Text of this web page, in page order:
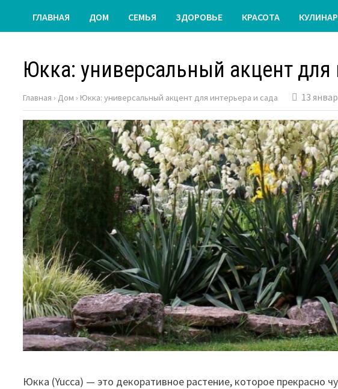
ГЛАВНАЯ ДОМ СЕМЬЯ ЗДОРОВЬЕ КРАСОТА
Юкка: универсальный акцент для
Главная › Дом › Юкка: универсальный акцент для интерьера и сада 13
Юкка (Yucca) — это декоративное растение, которое прекрасно